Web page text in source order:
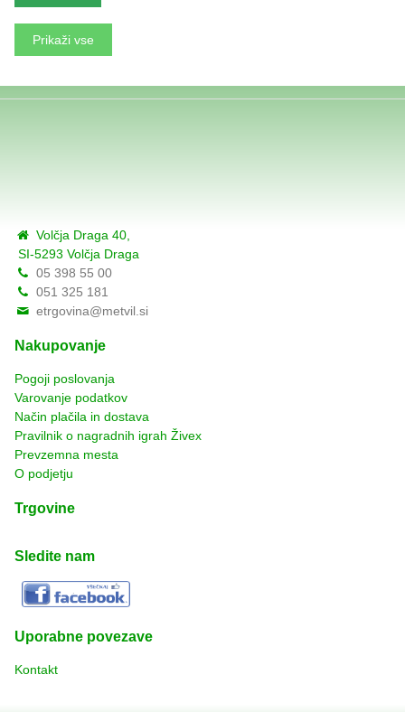
Prikaži vse
Volčja Draga 40,
SI-5293 Volčja Draga
05 398 55 00
051 325 181
etrgovina@metvil.si
Nakupovanje
Pogoji poslovanja
Varovanje podatkov
Način plačila in dostava
Pravilnik o nagradnih igrah Živex
Prevzemna mesta
O podjetju
Trgovine
Sledite nam
Uporabne povezave
Kontakt